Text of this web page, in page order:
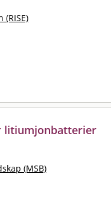
litiumjonbatterier
(MSB)